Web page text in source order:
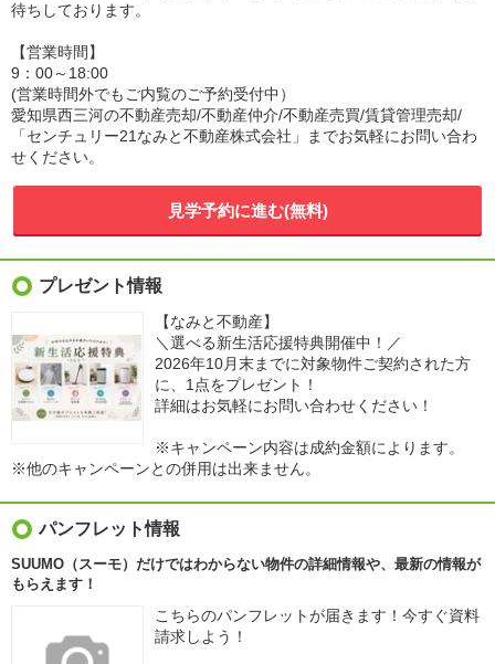
待ちしております。
【営業時間】
9：00～18:00
(営業時間外でもご内覧のご予約受付中）
愛知県西三河の不動産売却/不動産仲介/不動産売買/賃貸管理売却/
「センチュリー21なみと不動産株式会社」までお気軽にお問い合わ
せください。
見学予約に進む(無料)
プレゼント情報
【なみと不動産】
＼選べる新生活応援特典開催中！／
2026年10月末までに対象物件ご契約された方
に、1点をプレゼント！
詳細はお気軽にお問い合わせください！
※キャンペーン内容は成約金額によります。
※他のキャンペーンとの併用は出来ません。
パンフレット情報
SUUMO（スーモ）だけではわからない物件の詳細情報や、最新の情報が
もらえます！
こちらのパンフレットが届きます！今すぐ資料
請求しよう！